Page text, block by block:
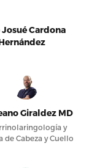
Cardona
Giraldez MD
y
de Cabeza y Cuello